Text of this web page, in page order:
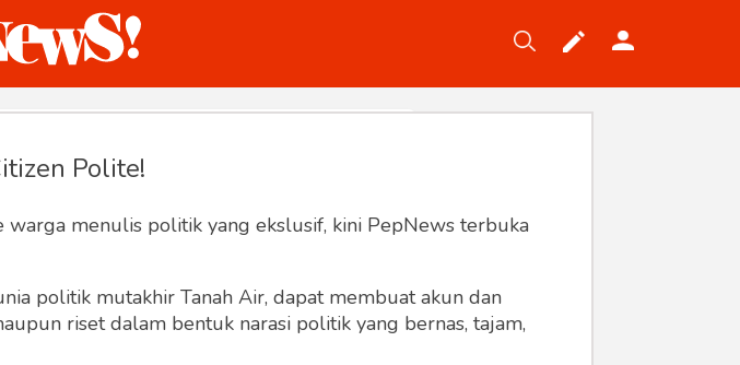
Polite!
menulis politik yang ekslusif, kini PepNews terbuka
politik mutakhir Tanah Air, dapat membuat akun dan
riset dalam bentuk narasi politik yang bernas, tajam,